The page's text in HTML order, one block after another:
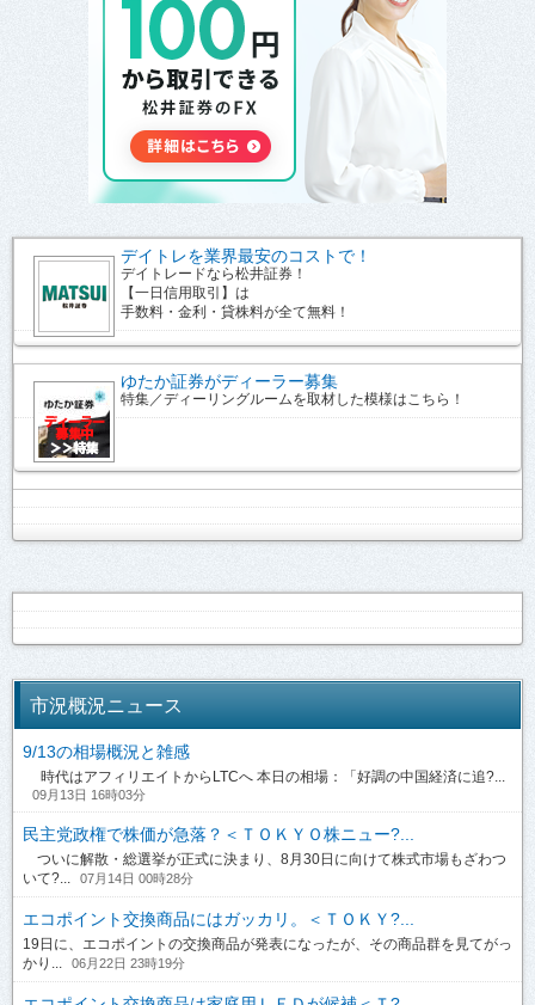
デイトレを業界最安のコストで！
デイトレードなら松井証券！
【一日信用取引】は
手数料・金利・貸株料が全て無料！
ゆたか証券がディーラー募集
特集／ディーリングルームを取材した模様はこちら！
市況概況ニュース
9/13の相場概況と雑感
時代はアフィリエイトからLTCへ 本日の相場：「好調の中国経済に追?...
09月13日 16時03分
民主党政権で株価が急落？＜ＴＯＫＹＯ株ニュー?...
ついに解散・総選挙が正式に決まり、8月30日に向けて株式市場もざわつ
いて?...
07月14日 00時28分
エコポイント交換商品にはガッカリ。＜ＴＯＫＹ?...
19日に、エコポイントの交換商品が発表になったが、その商品群を見てがっ
かり...
06月22日 23時19分